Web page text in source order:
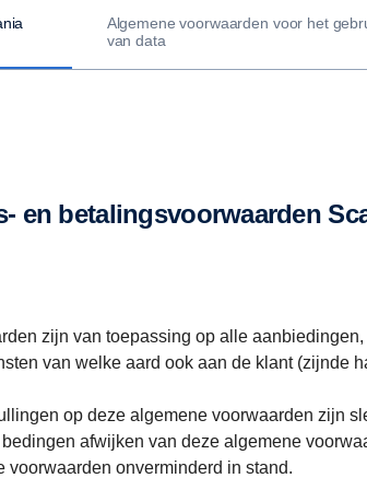
Algemene voorwaarden voor het
van data
en betalingsvoorwaarden
zijn van toepassing op alle
van welke aard ook aan de klant (zijnde
op deze algemene voorwaarden zijn
afwijken van deze algemene
voorwaarden onverminderd in stand.